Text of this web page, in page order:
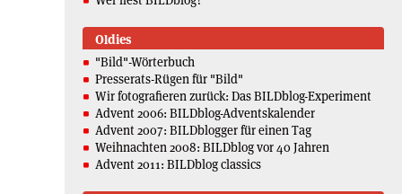
Oldies
"Bild"-Wörterbuch
Presserats-Rügen für "Bild"
Wir fotografieren zurück: Das BILDblog-Experiment
Advent 2006: BILDblog-Adventskalender
Advent 2007: BILDblogger für einen Tag
Weihnachten 2008: BILDblog vor 40 Jahren
Advent 2011: BILDblog classics